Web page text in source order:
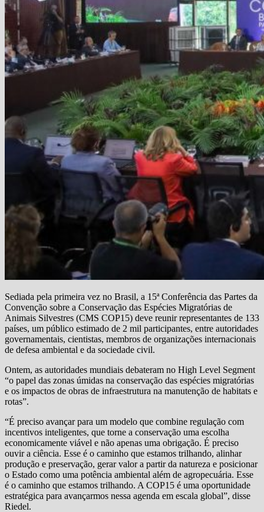
Sediada pela primeira vez no Brasil, a 15ª Conferência das Partes da
Convenção sobre a Conservação das Espécies Migratórias de
Animais Silvestres (CMS COP15) deve reunir representantes de 133
países, um público estimado de 2 mil participantes, entre autoridades
governamentais, cientistas, membros de organizações internacionais
de defesa ambiental e da sociedade civil.
Ontem, as autoridades mundiais debateram no High Level Segment
“o papel das zonas úmidas na conservação das espécies migratórias
e os impactos de obras de infraestrutura na manutenção de habitats e
rotas”.
“É preciso avançar para um modelo que combine regulação com
incentivos inteligentes, que torne a conservação uma escolha
economicamente viável e não apenas uma obrigação. É preciso
ouvir a ciência. Esse é o caminho que estamos trilhando, alinhar
produção e preservação, gerar valor a partir da natureza e posicionar
o Estado como uma potência ambiental além de agropecuária. Esse
é o caminho que estamos trilhando. A COP15 é uma oportunidade
estratégica para avançarmos nessa agenda em escala global”, disse
Riedel.